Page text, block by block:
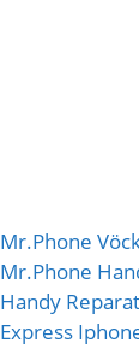
Mr.Phone
Mr.Phone
Handy
Express